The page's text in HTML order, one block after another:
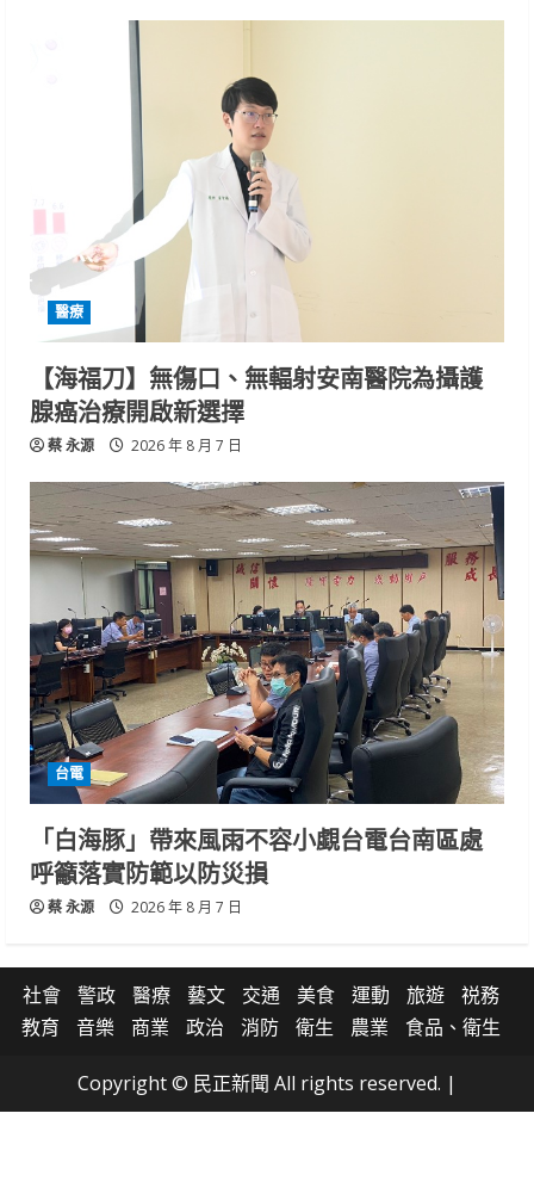
醫療
【海福刀】無傷口、無輻射安南醫院為攝護
腺癌治療開啟新選擇
蔡 永源 2026 年 8 月 7 日
台電
「白海豚」帶來風雨不容小覷台電台南區處
呼籲落實防範以防災損
蔡 永源 2026 年 8 月 7 日
社會 警政 醫療 藝文 交通 美食 運動 旅遊
祱務
教育
音樂 商業 政治 消防 衛生 農業 食品、衛生
Copyright © 民正新聞 All rights reserved. |